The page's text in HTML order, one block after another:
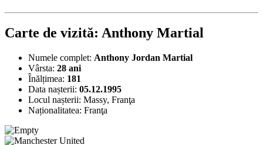
Carte de vizită: Anthony Martial
Numele complet: Anthony Jordan Martial
Vârsta: 28 ani
Înălțimea: 181
Data nașterii: 05.12.1995
Locul nașterii: Massy, Franţa
Naționalitatea: Franţa